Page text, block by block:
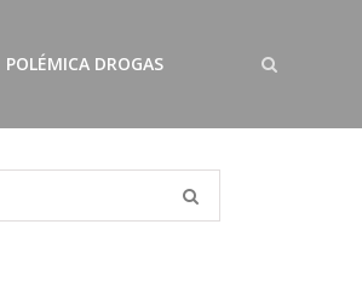
POLÉMICA DROGAS